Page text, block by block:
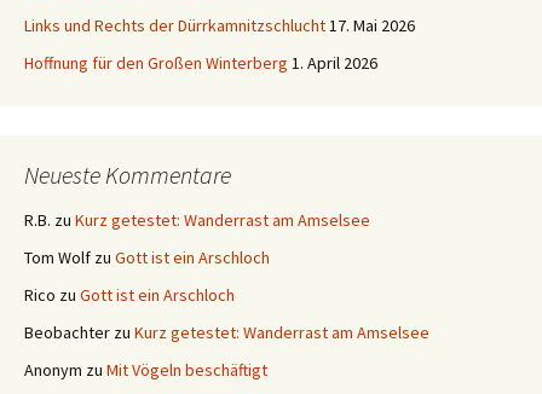
Links und Rechts der Dürrkamnitzschlucht 17. Mai 2026
Hoffnung für den Großen Winterberg 1. April 2026
Neueste Kommentare
R.B. zu Kurz getestet: Wanderrast am Amselsee
Tom Wolf zu Gott ist ein Arschloch
Rico zu Gott ist ein Arschloch
Beobachter zu Kurz getestet: Wanderrast am Amselsee
Anonym zu Mit Vögeln beschäftigt